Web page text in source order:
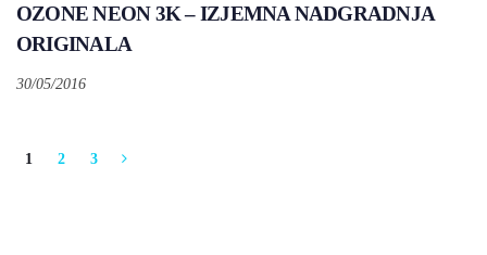
OZONE NEON 3K – IZJEMNA NADGRADNJA
ORIGINALA
30/05/2016
1 2 3